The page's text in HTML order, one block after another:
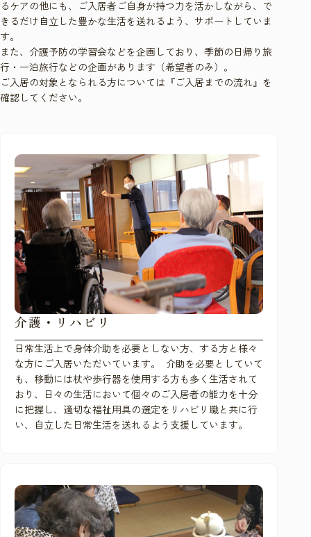
るケアの他にも、ご入居者ご自身が持つ力を活かしながら、で
きるだけ自立した豊かな生活を送れるよう、サポートしていま
す。
また、介護予防の学習会などを企画しており、季節の日帰り旅
行・一泊旅行などの企画があります（希望者のみ）。
ご入居の対象となられる方については『ご入居までの流れ』を
確認してください。
介護・リハビリ
日常生活上で身体介助を必要としない方、する方と様々
な方にご入居いただいています。 介助を必要としていて
も、移動には杖や歩行器を使用する方も多く生活されて
おり、日々の生活において個々のご入居者の能力を十分
に把握し、適切な福祉用具の選定をリハビリ職と共に行
い、自立した日常生活を送れるよう支援しています。